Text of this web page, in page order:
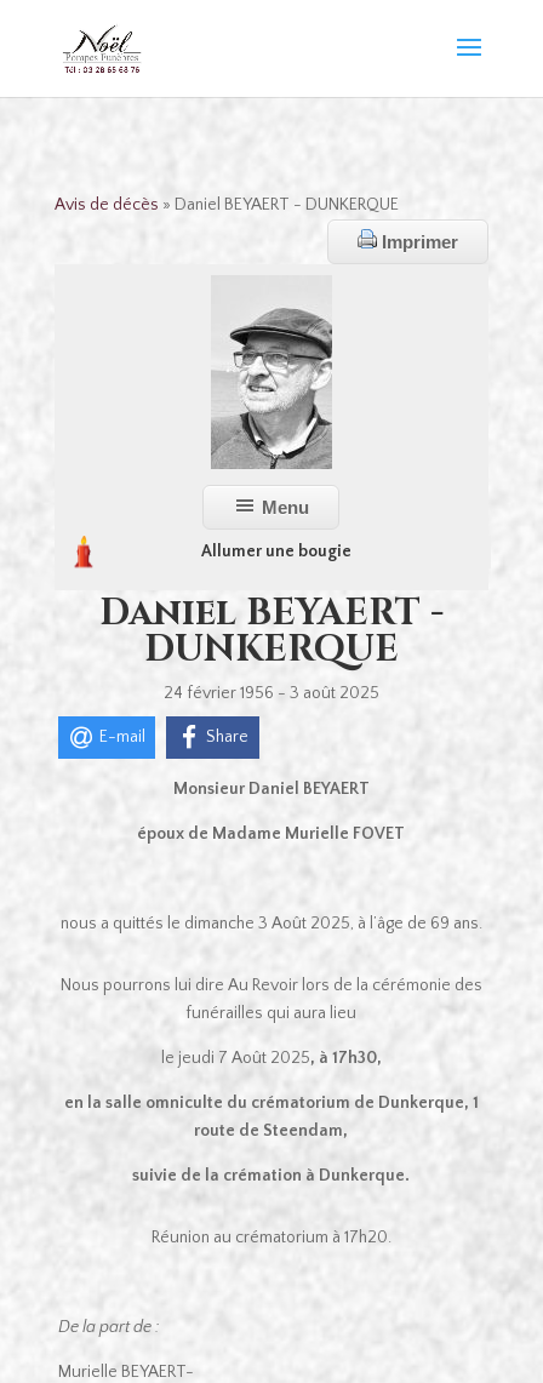
Avis de décès » Daniel BEYAERT - DUNKERQUE
Imprimer
Menu
Allumer une bougie
Daniel BEYAERT -
DUNKERQUE
24 février 1956 - 3 août 2025
E-mail Share
Monsieur Daniel BEYAERT
époux de Madame Murielle FOVET
nous a quittés le dimanche 3 Août 2025, à l’âge de 69 ans.
Nous pourrons lui dire Au Revoir lors de la cérémonie des
funérailles qui aura lieu
le jeudi 7 Août 2025, à 17h30,
en la salle omniculte du crématorium de Dunkerque, 1
route de Steendam,
suivie de la crémation à Dunkerque.
Réunion au crématorium à 17h20.
De la part de :
Murielle BEYAERT-